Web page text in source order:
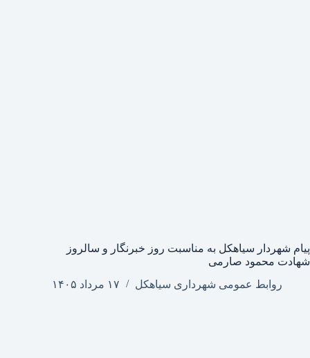
پیام شهردار سیاهکل به مناسبت روز خبرنگار و سالروز
شهادت محمود صارمی
روابط عمومی شهرداری سیاهکل
۱۷ مرداد ۱۴۰۵